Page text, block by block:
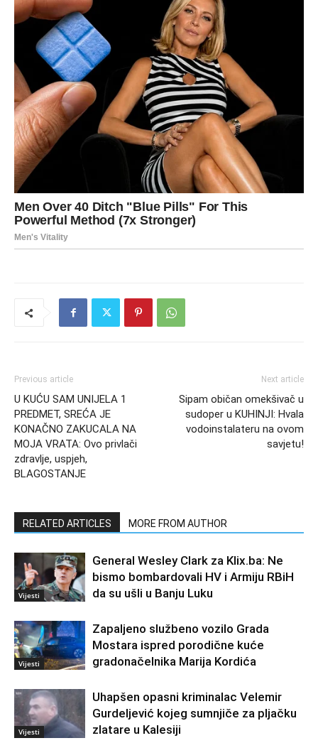
Previous article
U KUĆU SAM UNIJELA 1
PREDMET, SREĆA JE
KONAČNO ZAKUCALA NA
MOJA VRATA: Ovo privlači
zdravlje, uspjeh,
BLAGOSTANJE
Next article
Sipam običan omekšivač u
sudoper u KUHINJI: Hvala
vodoinstalateru na ovom
savjetu!
RELATED ARTICLES MORE FROM AUTHOR
Vijesti
General Wesley Clark za Klix.ba: Ne
bismo bombardovali HV i Armiju RBiH
da su ušli u Banju Luku
Vijesti
Zapaljeno službeno vozilo Grada
Mostara ispred porodične kuće
gradonačelnika Marija Kordića
Vijesti
Uhapšen opasni kriminalac Velemir
Gurdeljević kojeg sumnjiče za pljačku
zlatare u Kalesiji